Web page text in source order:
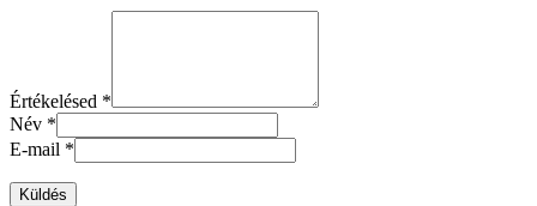
Értékelésed *
Név *
E-mail *
Küldés